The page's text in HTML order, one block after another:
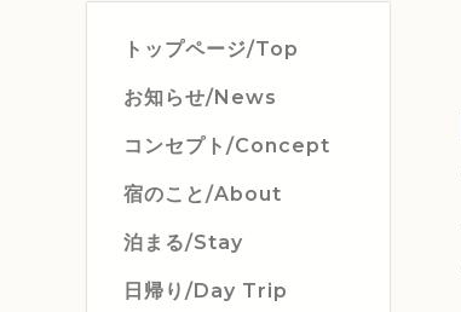
トップページ/Top
お知らせ/News
コンセプト/Concept
宿のこと/About
泊まる/Stay
日帰り/Day Trip